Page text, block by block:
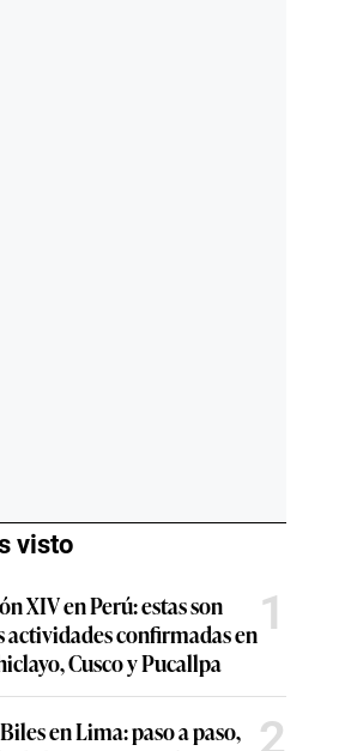
visto
XIV en Perú: estas son
actividades confirmadas en
Cusco y Pucallpa
1
en Lima: paso a paso,
2